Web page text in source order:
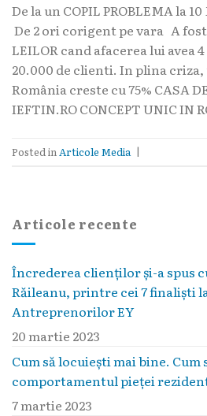
Articole recente
Încrederea clienților și-a spus
Răileanu, printre cei 7 finaliști
Antreprenorilor EY
20 martie 2023
Cum să locuieşti mai bine.
comportamentul pieţei
7 martie 2023
De la un COPIL PROBLEMA la
De 2 ori corigent pe vara A
LEILOR cand afacerea lui avea
20.000 de clienti. In plina
România creste cu 75% CASA
IEFTIN.RO CONCEPT UNIC IN
Posted in Articole Media |